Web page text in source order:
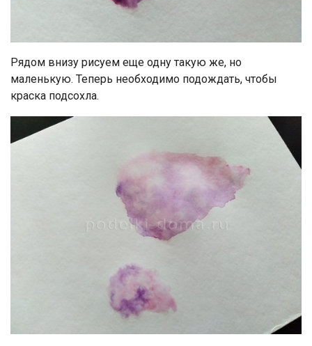
Рядом внизу рисуем еще одну такую же, но
маленькую. Теперь необходимо подождать, чтобы
краска подсохла.